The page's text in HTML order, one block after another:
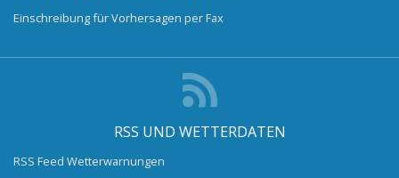
Einschreibung für Vorhersagen per Fax
RSS UND WETTERDATEN
RSS Feed Wetterwarnungen